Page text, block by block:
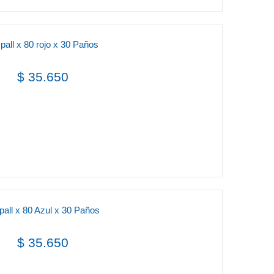
x 80 rojo x 30 Paños
$ 35.650
x 80 Azul x 30 Paños
$ 35.650